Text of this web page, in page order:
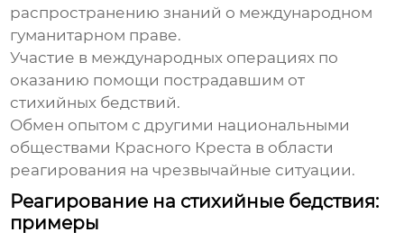
распространению знаний о международном
гуманитарном праве.
Участие в международных операциях по
оказанию помощи пострадавшим от
стихийных бедствий.
Обмен опытом с другими национальными
обществами Красного Креста в области
реагирования на чрезвычайные ситуации.
Реагирование на стихийные бедствия:
примеры